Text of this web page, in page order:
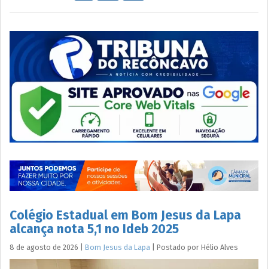
Colégio Estadual em Bom Jesus da Lapa
alcança nota 5,1 no Ideb 2025
8 de agosto de 2026 Bom Jesus da Lapa Postado por Hélio Alves